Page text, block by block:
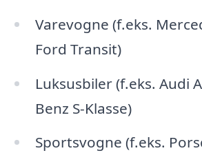
Varevogne (f.eks.
Ford Transit)
Luksusbiler (f.eks. Audi
Benz S-Klasse)
Sportsvogne (f.eks.